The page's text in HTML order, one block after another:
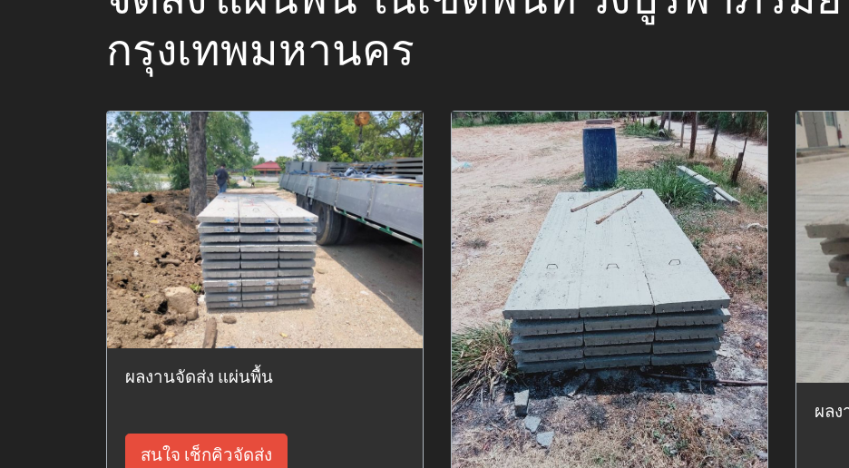
กรุงเทพมหานคร
ผลงานจัดส่ง แผ่นพื้น
สนใจ เช็กคิวจัดส่ง
ผล